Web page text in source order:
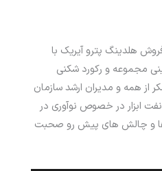
هلدینگ پترو آیریک با
مجموعه و رکورد شکنی
ضمن تشکر از همه و مدیران ارشد سازمان
ابزار در خصوص نوآوری در
ها و چالش های پیش رو صحبت